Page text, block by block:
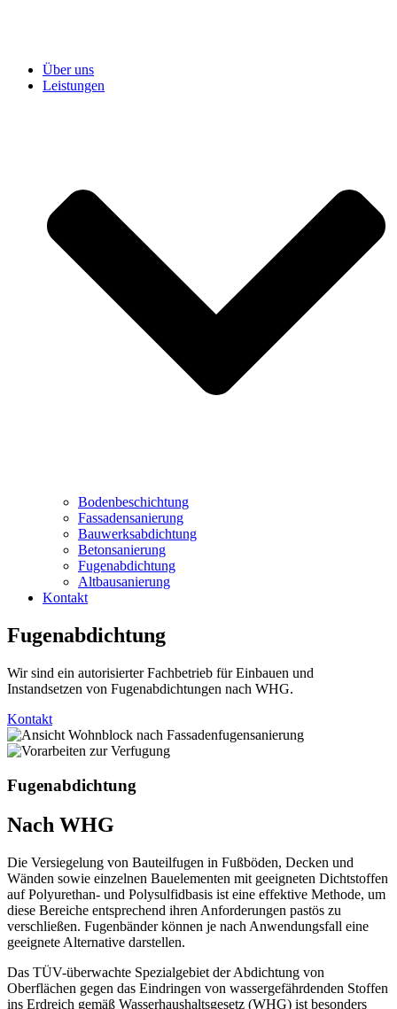
Über uns
Leistungen
Bodenbeschichtung
Fassadensanierung
Bauwerksabdichtung
Betonsanierung
Fugenabdichtung
Altbausanierung
Kontakt
Fugenabdichtung
Wir sind ein autorisierter Fachbetrieb für Einbauen und
Instandsetzen von Fugenabdichtungen nach WHG.
Kontakt
Fugenabdichtung
Nach WHG
Die Versiegelung von Bauteilfugen in Fußböden, Decken und
Wänden sowie einzelnen Bauelementen mit geeigneten Dichtstoffen
auf Polyurethan- und Polysulfidbasis ist eine effektive Methode, um
diese Bereiche entsprechend ihren Anforderungen pastös zu
verschließen. Fugenbänder können je nach Anwendungsfall eine
geeignete Alternative darstellen.
Das TÜV-überwachte Spezialgebiet der Abdichtung von
Oberflächen gegen das Eindringen von wassergefährdenden Stoffen
ins Erdreich gemäß Wasserhaushaltsgesetz (WHG) ist besonders